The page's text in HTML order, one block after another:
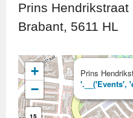
Prins
Brabant, 5611 HL
Prins
'.__('Events',
+
−
15